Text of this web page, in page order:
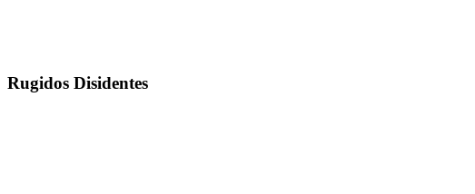
Rugidos Disidentes